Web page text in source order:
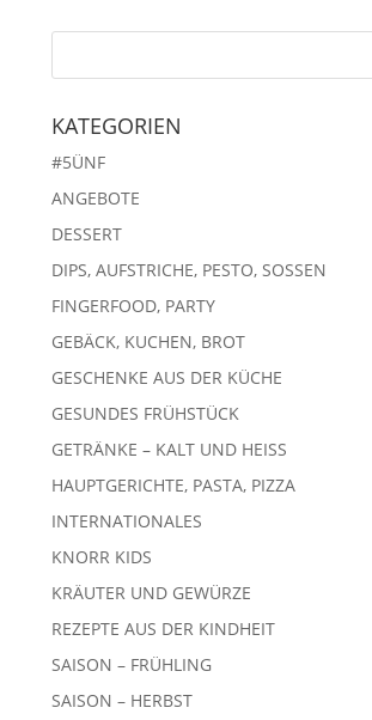
KATEGORIEN
#5ÜNF
ANGEBOTE
DESSERT
DIPS, AUFSTRICHE, PESTO, SOSSEN
FINGERFOOD, PARTY
GEBÄCK, KUCHEN, BROT
GESCHENKE AUS DER KÜCHE
GESUNDES FRÜHSTÜCK
GETRÄNKE – KALT UND HEISS
HAUPTGERICHTE, PASTA, PIZZA
INTERNATIONALES
KNORR KIDS
KRÄUTER UND GEWÜRZE
REZEPTE AUS DER KINDHEIT
SAISON – FRÜHLING
SAISON – HERBST